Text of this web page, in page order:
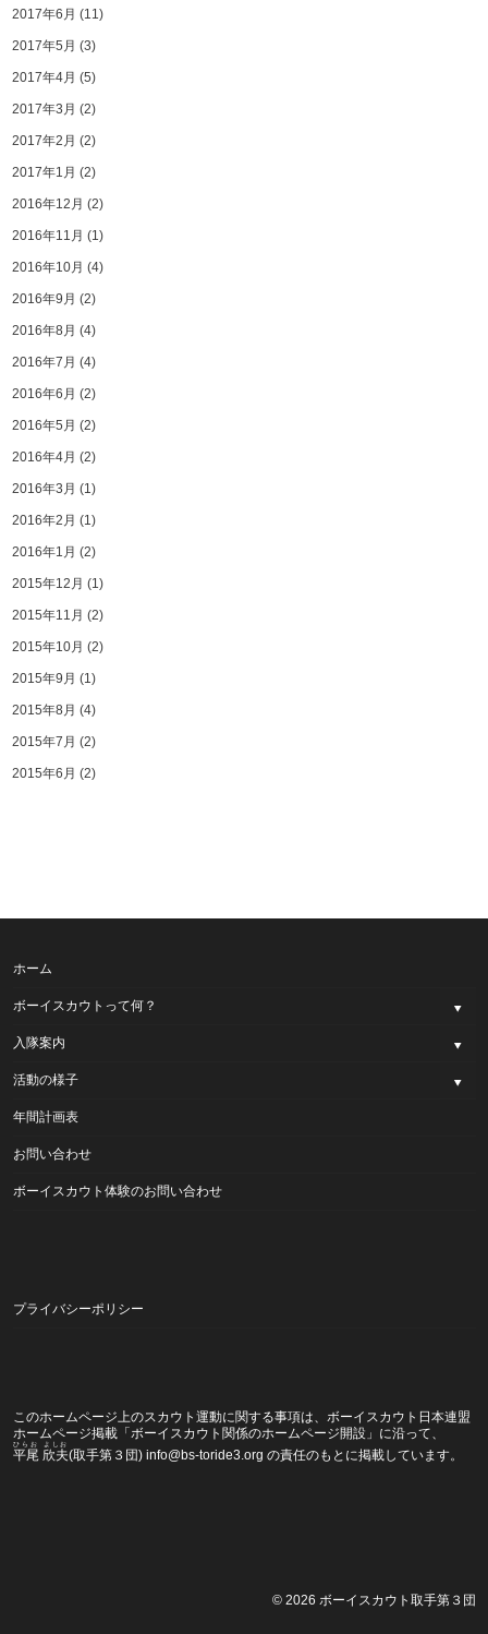
2017年6月 (11)
2017年5月 (3)
2017年4月 (5)
2017年3月 (2)
2017年2月 (2)
2017年1月 (2)
2016年12月 (2)
2016年11月 (1)
2016年10月 (4)
2016年9月 (2)
2016年8月 (4)
2016年7月 (4)
2016年6月 (2)
2016年5月 (2)
2016年4月 (2)
2016年3月 (1)
2016年2月 (1)
2016年1月 (2)
2015年12月 (1)
2015年11月 (2)
2015年10月 (2)
2015年9月 (1)
2015年8月 (4)
2015年7月 (2)
2015年6月 (2)
ホーム
ボーイスカウトって何？
入隊案内
活動の様子
年間計画表
お問い合わせ
ボーイスカウト体験のお問い合わせ
プライバシーポリシー
このホームページ上のスカウト運動に関する事項は、ボーイスカウト日本連盟
ホームページ掲載「ボーイスカウト関係のホームページ開設」 に沿って、
平尾 欣夫
ひらお よしお
(取手第３団) info@bs-toride3.org の責任のもとに掲載しています。
© 2026 ボーイスカウト取手第３団